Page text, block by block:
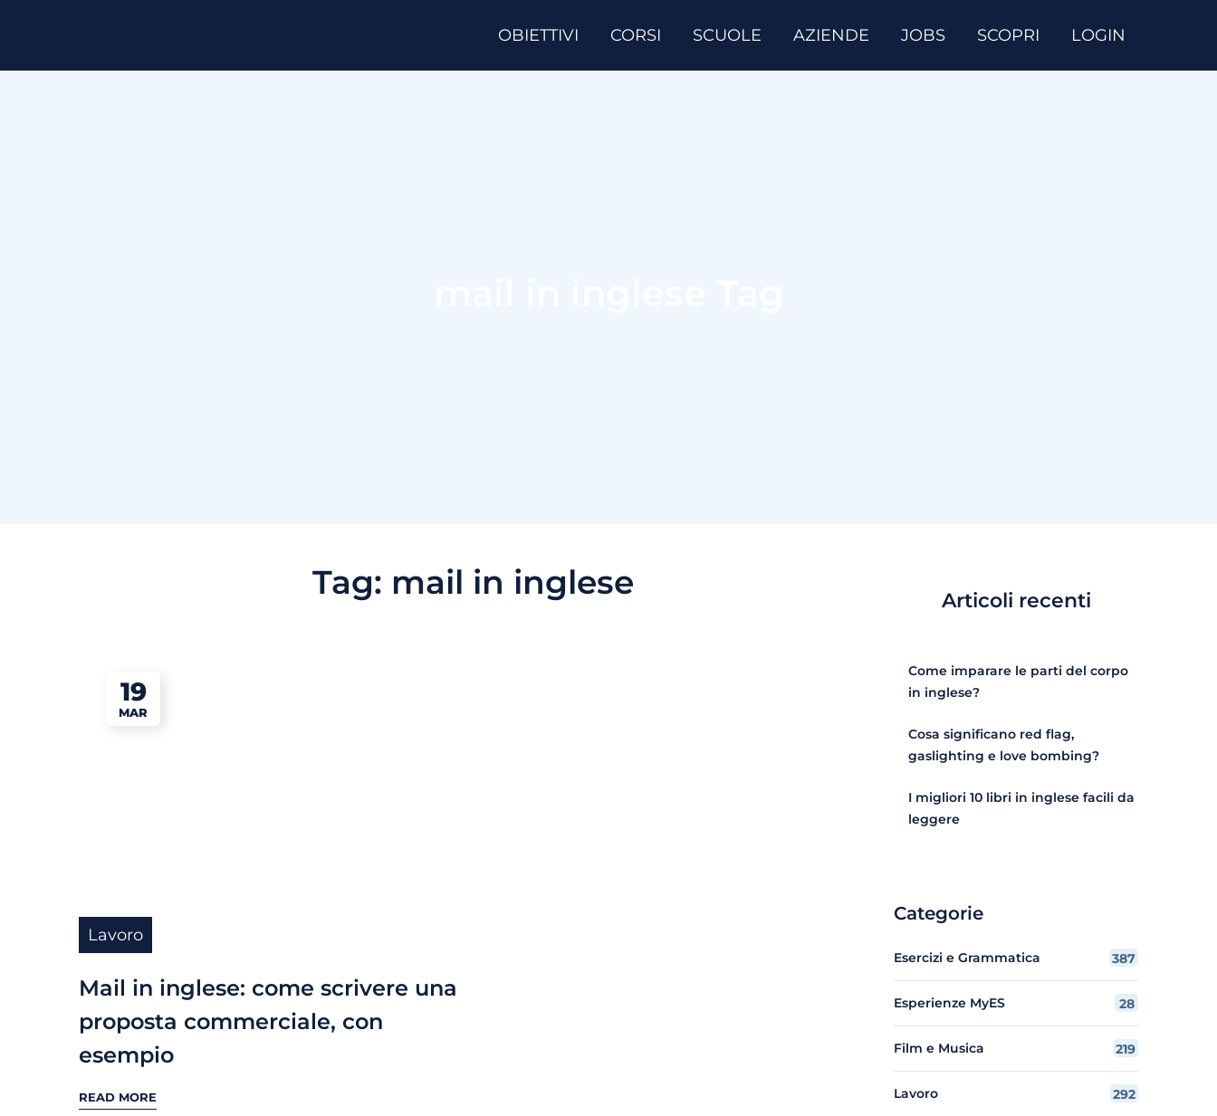
OBIETTIVI CORSI SCUOLE AZIENDE JOBS SCOPRI LOGIN
Tag: mail in inglese
19
MAR
Lavoro
Mail in inglese: come scrivere una
proposta commerciale, con
esempio
READ MORE
Articoli recenti
Come imparare le parti del corpo
in inglese?
Cosa significano red flag,
gaslighting e love bombing?
I migliori 10 libri in inglese facili da
leggere
Categorie
Esercizi e Grammatica 387
Esperienze MyES 28
Film e Musica 219
Lavoro 292